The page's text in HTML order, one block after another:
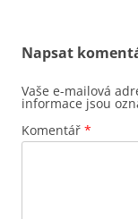
Napsat
Vaše e-mailová
informace jsou
Komentář *